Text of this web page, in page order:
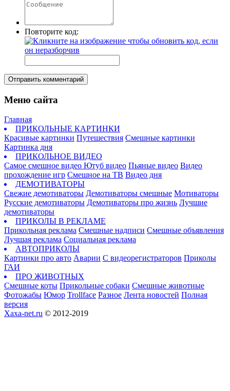
Повторите код:
Отправить комментарий
Меню сайта
Главная
ПРИКОЛЬНЫЕ КАРТИНКИ
Красивые картинки Путешествия Смешные картинки
Картинка дня
ПРИКОЛЬНОЕ ВИДЕО
Самое смешное видео Ютуб видео Пьяные видео Видео
прохождение игр Смешное на ТВ Видео дня
ДЕМОТИВАТОРЫ
Свежие демотиваторы Демотиваторы смешные Мотиваторы
Русские демотиваторы Демотиваторы про жизнь Лучшие
демотиваторы
ПРИКОЛЫ В РЕКЛАМЕ
Прикольная реклама Смешные надписи Смешные объявления
Лучшая реклама Социальная реклама
АВТОПРИКОЛЫ
Картинки про авто Аварии С видеорегистраторов Приколы
ГАИ
ПРО ЖИВОТНЫХ
Смешные коты Прикольные собаки Смешные животные
Фотожабы Юмор Trollface Разное Лента новостей Полная
версия
Xaxa-net.ru © 2012-2019